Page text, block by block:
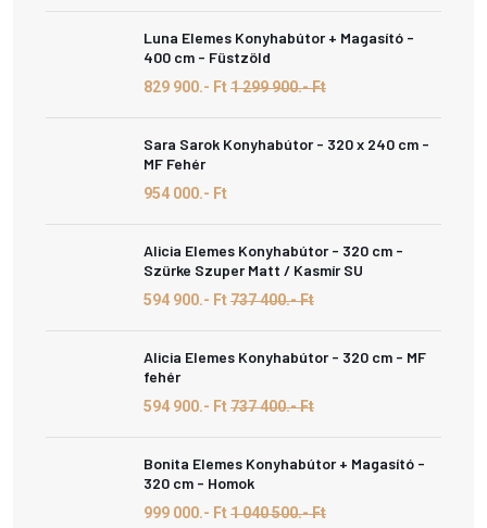
Luna Elemes Konyhabútor + Magasító -
400 cm - Füstzöld
829 900.- Ft1 299 900.- Ft
Sara Sarok Konyhabútor - 320 x 240 cm -
MF Fehér
954 000.- Ft
Alicia Elemes Konyhabútor - 320 cm -
Szürke Szuper Matt / Kasmír SU
594 900.- Ft737 400.- Ft
Alicia Elemes Konyhabútor - 320 cm - MF
fehér
594 900.- Ft737 400.- Ft
Bonita Elemes Konyhabútor + Magasító -
320 cm - Homok
999 000.- Ft1 040 500.- Ft